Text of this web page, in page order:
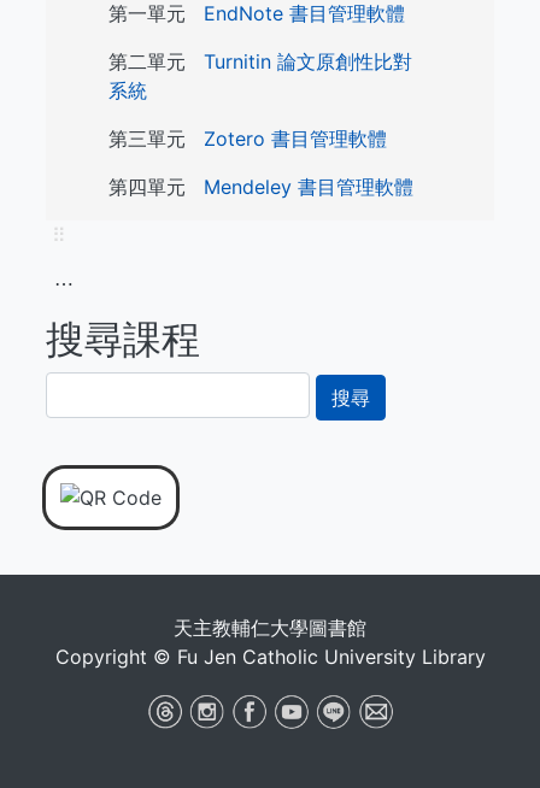
第一單元 EndNote 書目管理軟體
第二單元 Turnitin 論文原創性比對
系統
第三單元 Zotero 書目管理軟體
第四單元 Mendeley 書目管理軟體
⠿
⋯
搜尋課程
尋
天主教輔仁大學圖書館
Copyright © Fu Jen Catholic University Library